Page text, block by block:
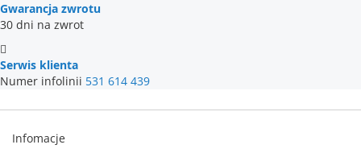
Gwarancja zwrotu
30 dni na zwrot
Serwis klienta
Numer infolinii 531 614 439
Infomacje